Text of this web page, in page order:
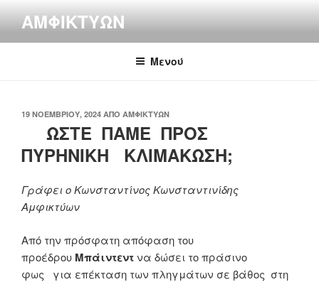
περιεχόμενο
ΑΜΦΙΚΤΎΩΝ
Μενού
ΔΗΜΟΣΙΕΎΤΗΚΕ
19 ΝΟΕΜΒΡΊΟΥ, 2024 ΑΠΌ ΑΜΦΙΚΤΎΩΝ
ΩΣΤΕ ΠΑΜΕ ΠΡΟΣ
ΠΥΡΗΝΙΚΗ ΚΛΙΜΑΚΩΣΗ;
Γράφει ο Κωνσταντίνος Κωνσταντινίδης
Αμφικτύων
Από την πρόσφατη απόφαση του
προέδρου Μπάιντεντνα δώσει το πράσινο
φως για επέκταση των πληγμάτων σε βάθος στη